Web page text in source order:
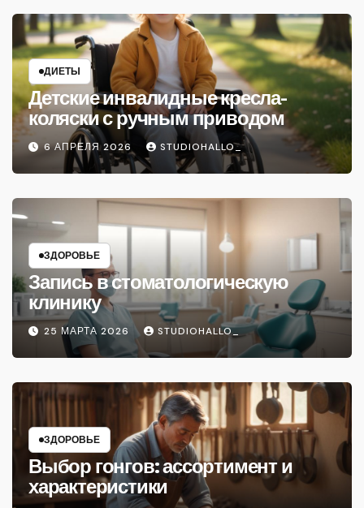
ДИЕТЫ
Детские инвалидные кресла-
коляски с ручным приводом
6 АПРЕЛЯ 2026 STUDIOHALLO_
ЗДОРОВЬЕ
Запись в стоматологическую
клинику
25 МАРТА 2026 STUDIOHALLO_
ЗДОРОВЬЕ
Выбор гонгов: ассортимент и
характеристики